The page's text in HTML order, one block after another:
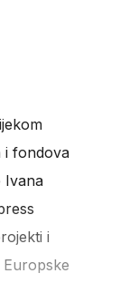
i fondova
Ivana
i